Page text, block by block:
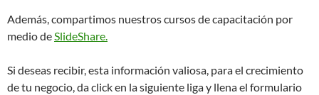
Además, compartimos nuestros cursos de capacitación por
medio deSlideShare.
Si deseas recibir, esta información valiosa, para el crecimiento
de tu negocio, da click en la siguiente liga y llena el formulario